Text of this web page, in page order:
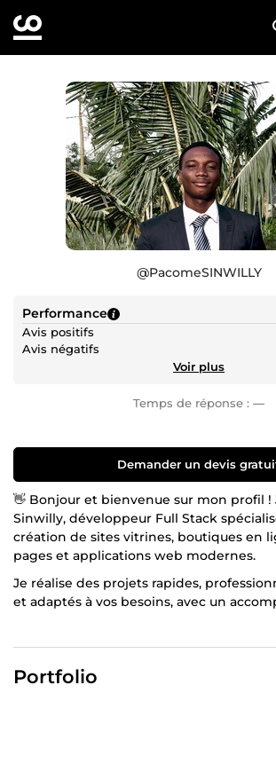
@PacomeSINWILLY
Performance
Avis positifs
Avis négatifs
Voir plus
Temps de réponse : —
Demander un devis
👋 Bonjour et bienvenue sur mon profil !
Sinwilly, développeur Full Stack
création de sites vitrines, boutiques en
pages et applications web modernes.
Je réalise des projets rapides,
et adaptés à vos besoins, avec un
Disponible, sérieux et passionné, je suis
Portfolio